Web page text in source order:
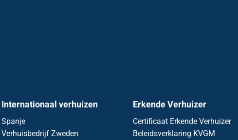
Internationaal verhuizen
Spanje
Verhuisbedrijf Zweden
Erkende Verhuizer
Certificaat Erkende Verhuizer
Beleidsverklaring KVGM